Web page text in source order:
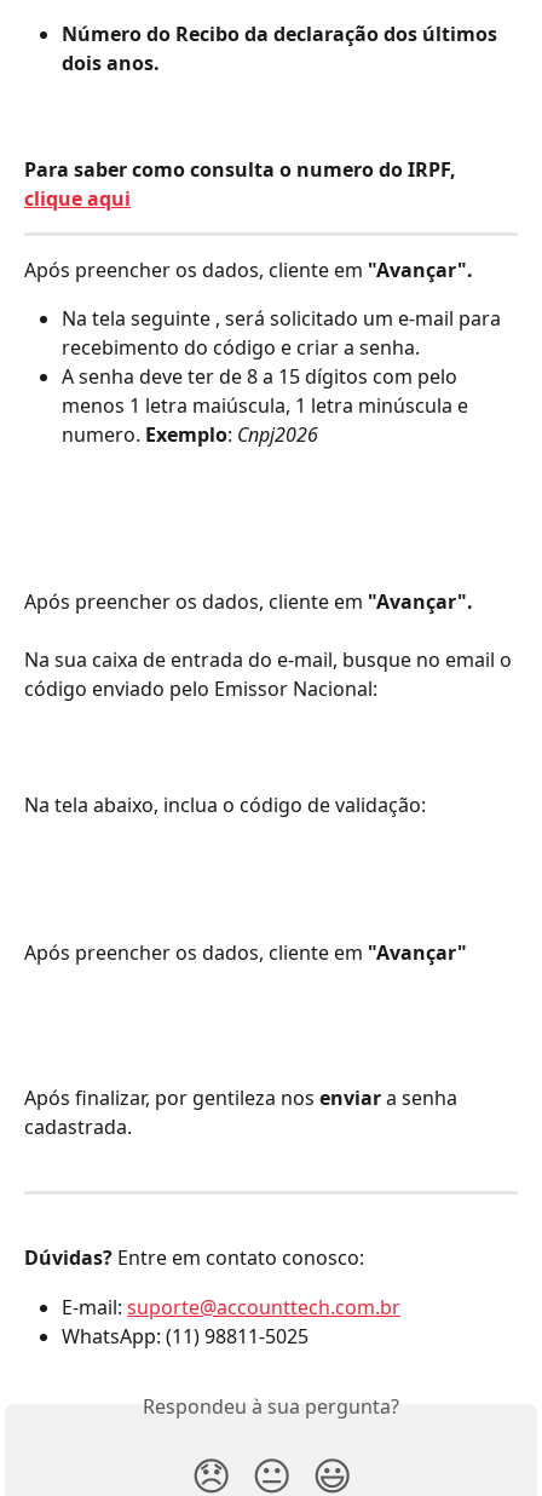
Número do Recibo da declaração dos últimos
dois anos.
Para saber como consulta o numero do IRPF,
clique aqui
Após preencher os dados, cliente em "Avançar".
Na tela seguinte , será solicitado um e-mail para
recebimento do código e criar a senha.
A senha deve ter de 8 a 15 dígitos com pelo
menos 1 letra maiúscula, 1 letra minúscula e
numero. Exemplo: Cnpj2026
Após preencher os dados, cliente em "Avançar".
Na sua caixa de entrada do e-mail, busque no email o
código enviado pelo Emissor Nacional:
Na tela abaixo, inclua o código de validação:
Após preencher os dados, cliente em "Avançar"
Após finalizar, por gentileza nos enviar a senha
cadastrada.
Dúvidas? Entre em contato conosco:
E-mail: suporte@accounttech.com.br
WhatsApp: (11) 98811-5025
Respondeu à sua pergunta?
😞 😐 😃